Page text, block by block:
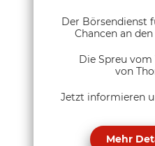
Der Börsendienst
Chancen an
Die Spreu
von
Jetzt informieren
Mehr